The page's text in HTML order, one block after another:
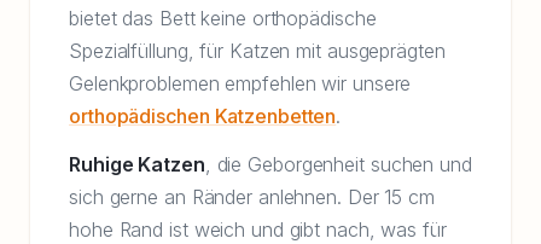
bietet das Bett keine orthopädische
Spezialfüllung, für Katzen mit ausgeprägten
Gelenkproblemen empfehlen wir unsere
orthopädischen Katzenbetten.
Ruhige Katzen, die Geborgenheit suchen und
sich gerne an Ränder anlehnen. Der 15 cm
hohe Rand ist weich und gibt nach, was für